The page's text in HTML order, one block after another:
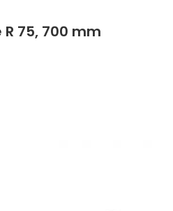
75, 700 mm